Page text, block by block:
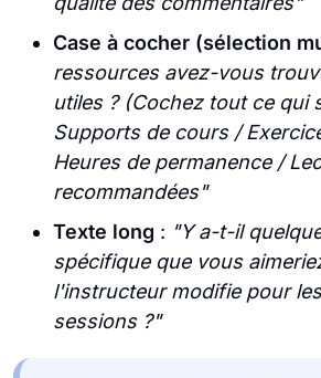
Case à cocher (sélection
ressources avez-vous
utiles ? (Cochez tout ce qui
Supports de cours /
Heures de permanence /
recommandées"
Texte long : "Y a-t-il
spécifique que vous
l'instructeur modifie pour
sessions ?"